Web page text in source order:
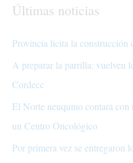
Últimas noticias
Provincia licita la construcción
A preparar la parrilla: vuelven
Cordecc
El Norte neuquino contará
un Centro Oncológico
Por primera vez se entregaron